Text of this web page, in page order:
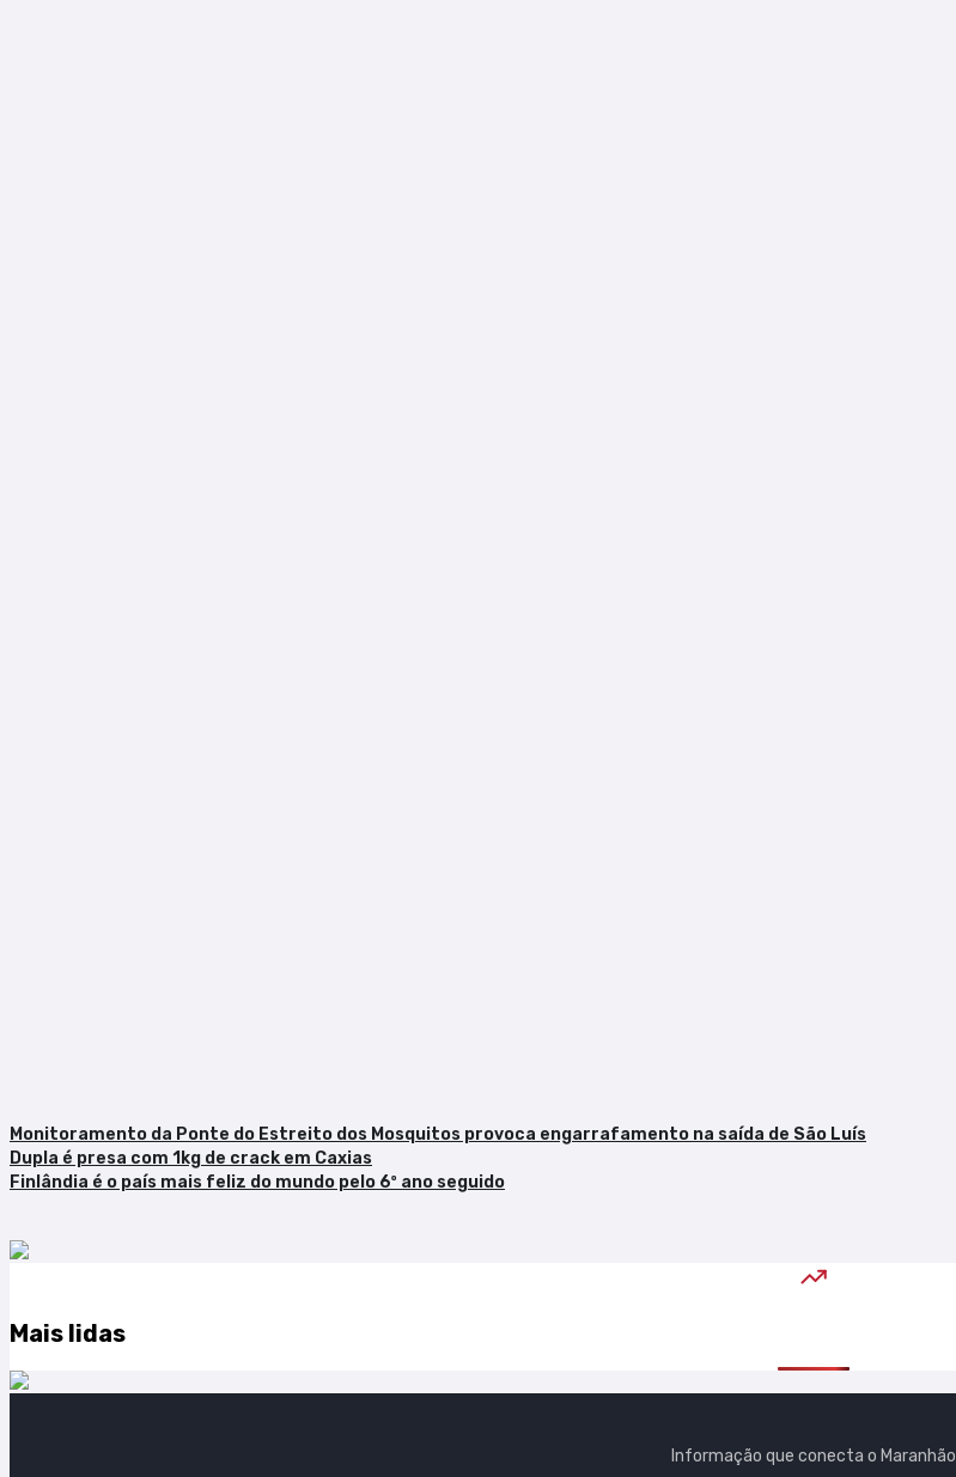
Monitoramento da Ponte do Estreito dos Mosquitos provoca engarrafamento na saída de São Luís
Dupla é presa com 1kg de crack em Caxias
Finlândia é o país mais feliz do mundo pelo 6º ano seguido
Mais lidas
Informação que conecta o Maranhão